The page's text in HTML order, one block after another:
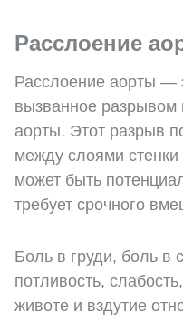
Расслоение
Расслоение аорты —
вызванное разрывом
аорты. Этот разрыв
между слоями
может быть
требует срочного
Боль в груди, боль в
потливость,
животе и вздутие